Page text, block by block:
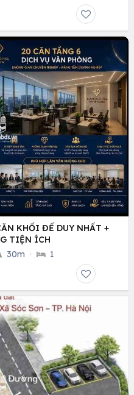
KHỐI ĐẾ DUY NHẤT +
TIỆN ÍCH
30m · 1